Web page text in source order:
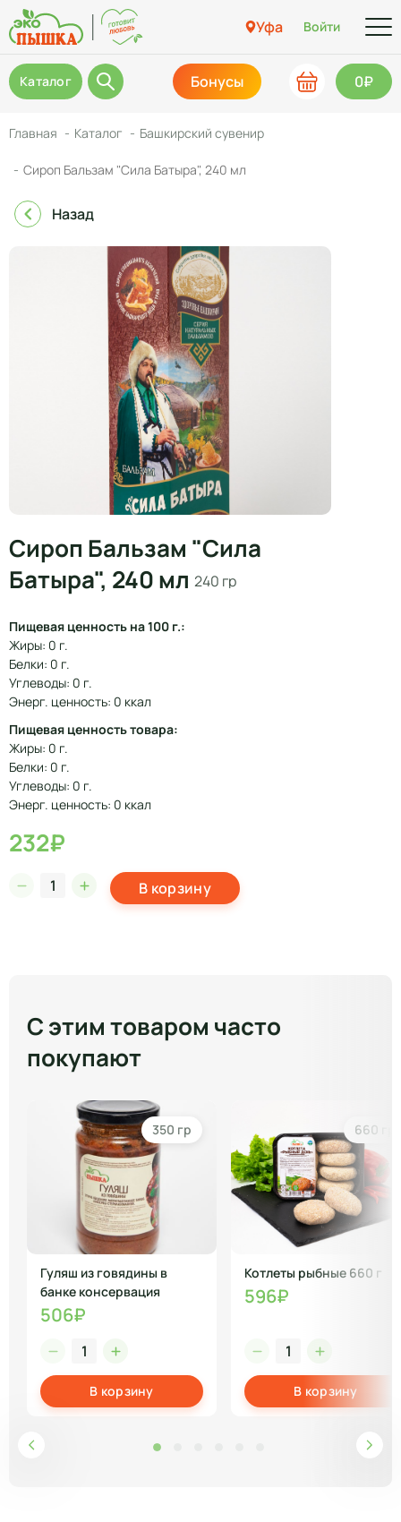
Уфа Войти
Каталог Бонусы 0₽
Главная Каталог Башкирский сувенир
Сироп Бальзам "Сила Батыра", 240 мл
Назад
Сироп Бальзам "Сила
Батыра", 240 мл 240 гр
Пищевая ценность на 100 г.:
Жиры: 0 г.
Белки: 0 г.
Углеводы: 0 г.
Энерг. ценность: 0 ккал
Пищевая ценность товара:
Жиры: 0 г.
Белки: 0 г.
Углеводы: 0 г.
Энерг. ценность: 0 ккал
232₽
В корзину
С этим товаром часто
покупают
350 гр
Гуляш из говядины в
банке консервация
506₽
В корзину
660 гр
Котлеты рыбные 660 г
596₽
В корзину